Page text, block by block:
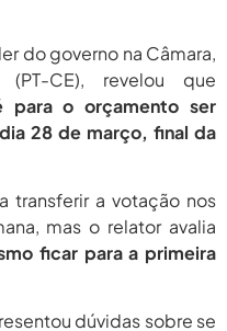
do governo na Câmara,
(PT-CE), revelou que
para o orçamento ser
28 de março, final da
transferir a votação nos
mas o relator avalia
ficar para a primeira
dúvidas sobre se